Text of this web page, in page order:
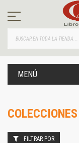
contenido
MENÚ
COLECCIONES
FILTRAR POR